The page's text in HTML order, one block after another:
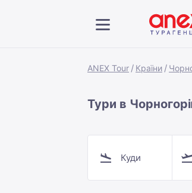
ANEX Tour Країни
Тури в
Куди